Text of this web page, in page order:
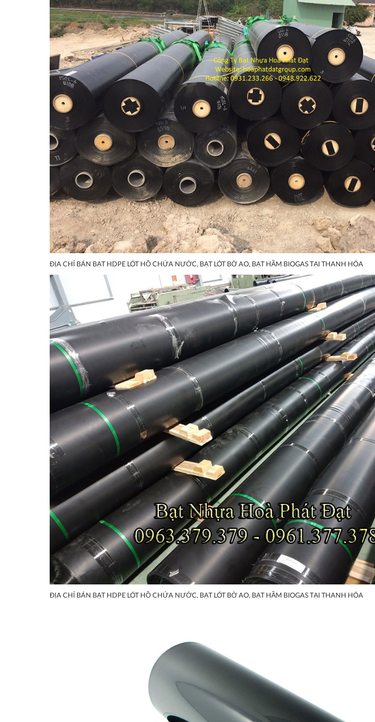
ĐỊA CHỈ BÁN BẠT HDPE LÓT HỒ CHỨA NƯỚC, BẠT LÓT BỜ AO, BẠT HẦM BIOGAS TẠI THANH HÓA
ĐỊA CHỈ BÁN BẠT HDPE LÓT HỒ CHỨA NƯỚC, BẠT LÓT BỜ AO, BẠT HẦM BIOGAS TẠI THANH HÓA